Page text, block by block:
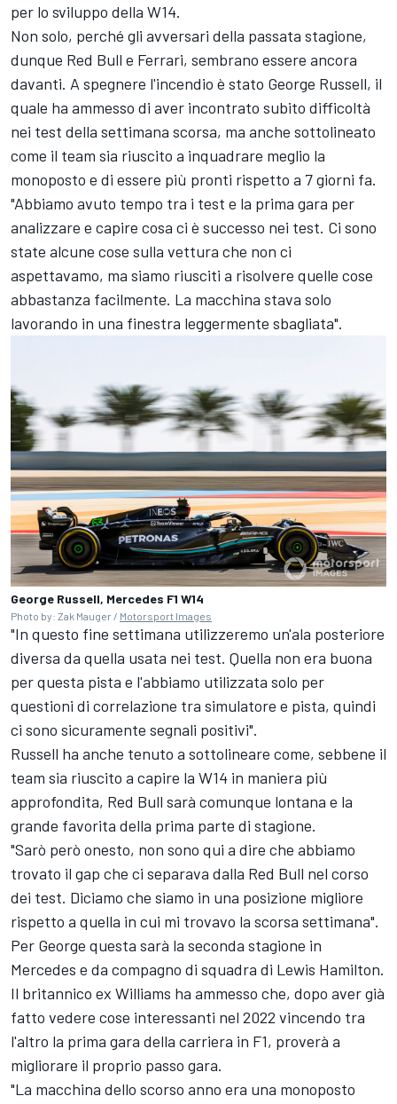
per lo sviluppo della W14.
Non solo, perché gli avversari della passata stagione,
dunque Red Bull e Ferrari, sembrano essere ancora
davanti. A spegnere l'incendio è stato George Russell, il
quale ha ammesso di aver incontrato subito difficoltà
nei test della settimana scorsa, ma anche sottolineato
come il team sia riuscito a inquadrare meglio la
monoposto e di essere più pronti rispetto a 7 giorni fa.
"Abbiamo avuto tempo tra i test e la prima gara per
analizzare e capire cosa ci è successo nei test. Ci sono
state alcune cose sulla vettura che non ci
aspettavamo, ma siamo riusciti a risolvere quelle cose
abbastanza facilmente. La macchina stava solo
lavorando in una finestra leggermente sbagliata".
George Russell, Mercedes F1 W14
Photo by: Zak Mauger / Motorsport Images
"In questo fine settimana utilizzeremo un'ala posteriore
diversa da quella usata nei test. Quella non era buona
per questa pista e l'abbiamo utilizzata solo per
questioni di correlazione tra simulatore e pista, quindi
ci sono sicuramente segnali positivi".
Russell ha anche tenuto a sottolineare come, sebbene il
team sia riuscito a capire la W14 in maniera più
approfondita, Red Bull sarà comunque lontana e la
grande favorita della prima parte di stagione.
"Sarò però onesto, non sono qui a dire che abbiamo
trovato il gap che ci separava dalla Red Bull nel corso
dei test. Diciamo che siamo in una posizione migliore
rispetto a quella in cui mi trovavo la scorsa settimana".
Per George questa sarà la seconda stagione in
Mercedes e da compagno di squadra di Lewis Hamilton.
Il britannico ex Williams ha ammesso che, dopo aver già
fatto vedere cose interessanti nel 2022 vincendo tra
l'altro la prima gara della carriera in F1, proverà a
migliorare il proprio passo gara.
"La macchina dello scorso anno era una monoposto